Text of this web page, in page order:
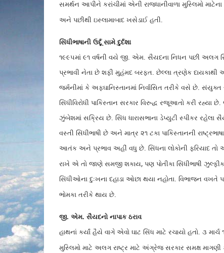
સમર્થન આપીને કરાંચીમાં એની રાજધાનીવાળા મુસ્લિમો માટેના
અને પછીથી ઇસ્લામાબાદ ખસેડાઈ હતી.
સિંધીભાષાની ઉર્દૂ સામે દુર્દશા
૧૯૯૫માં ૯૧ વર્ષની વયે જી. એમ. સૈયદના નિધન પછી અલગ
પ્રભાવી નેતા છે શફી મુહંમદ બરફત. છેલ્લા ત્રણેક
જર્મનીમાં કે અફઘાનિસ્તાનમાં નિર્વાસિત તરીકે વસે છે. સંયુક્ત
સિંધીવિરોધી પાકિસ્તાન સરકાર વિરુદ્ધ રજૂઆતો કરી
ઝુંબેશમાં સક્રિય છે. સિંધ ધારાસભાના ડેપ્યુટી સ્પીકર રહેલા
વસ્તી સિંધીભાષી છે અને માત્ર ૨૧ ટકા પાકિસ્તાનની
આતંક અને પ્રભાવ અહીં વધુ છે. સિંધના લોકોની ફરિયાદ તો
રાખે એ તો જાણે સમજી શકાય, પણ પોતીકા સિંધીભાષી
સિંધીઓના દુઃખના દહાડા ઓછા થયા નહોતા. વિભાજન
ભોમકા તરીકે થાય છે.
જી. એમ. સૈયદનો નાપાક ઠરાવ
હાથનાં કર્યાં હૈયે વાગે એવો ઘાટ સિંધ માટે રચાયો હતો. ૩
મુસ્લિમો માટે અલગ રાષ્ટ્ર માટે અંગ્રેજ સરકાર સમક્ષ માગણી